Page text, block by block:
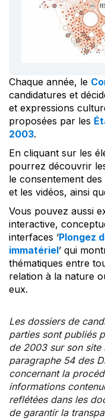
Chaque année, le
candidatures et
et expressions
proposées par les
2003.
En cliquant sur les
pourrez découvrir
le consentement
et les vidéos, ainsi
Vous pouvez aussi
interactive,
interfaces ‘Plongez
immatériel’ qui
thématiques entre
relation à la nature
eux.
Les dossiers de
parties sont publiés
de 2003 sur son site
paragraphe 54 des
concernant la
informations
reflétées dans les
de garantir la